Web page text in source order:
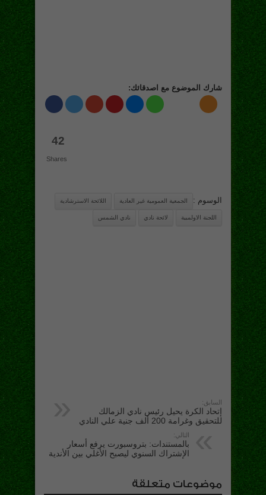
شارك الموضوع مع اصدقائك:
42
Shares
الوسوم : الجمعية العمومية غير العادية اللائحة الاسترشادية
اللجنة الاولمبية لائحة نادي نادي الشمس
السابق:
إتحاد الكرة يحيل رئيس نادي الزمالك
للتحقيق وغرامة 200 ألف جنية علي النادي
التالي:
بالمستندات: بتروسبورت يرفع أسعار
الإشتراك السنوي ليصبح الأغلي بين الأندية
موضوعات متعلقة